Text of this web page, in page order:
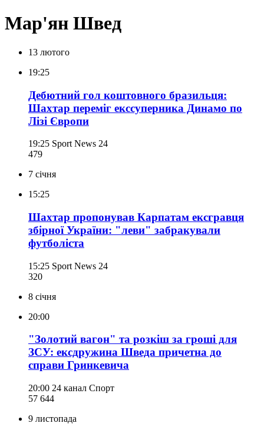
Мар'ян Швед
13 лютого
19:25
Дебютний гол коштовного бразильця:
Шахтар переміг екссуперника Динамо по
Лізі Європи
19:25 Sport News 24
479
7 січня
15:25
Шахтар пропонував Карпатам ексгравця
збірної України: "леви" забракували
футболіста
15:25 Sport News 24
320
8 січня
20:00
"Золотий вагон" та розкіш за гроші для
ЗСУ: ексдружина Шведа причетна до
справи Гринкевича
20:00 24 канал Спорт
57 644
9 листопада